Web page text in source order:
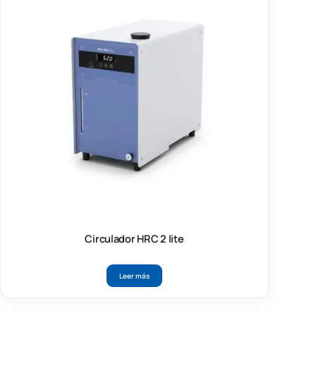
Circulador HRC 2 lite
Leer más